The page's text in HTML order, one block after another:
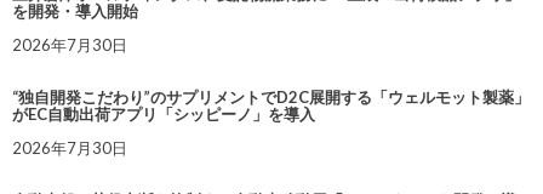
を開発・導入開始
2026年7月30日
“独自開発こだわり”のサプリメントでD2C展開する「ウェルモット製薬」
がEC自動出荷アプリ「シッピーノ」を導入
2026年7月30日